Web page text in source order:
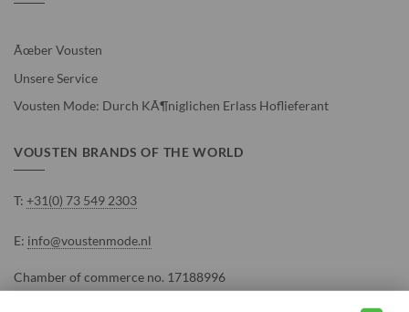
Ãœber Vousten
Unsere Service
Vousten Mode: Durch KÃ¶niglichen Erlass Hoflieferant
VOUSTEN BRANDS OF THE WORLD
T: +31(0) 73 549 2303
E: info@voustenmode.nl
Chamber of commerce no. 17188996